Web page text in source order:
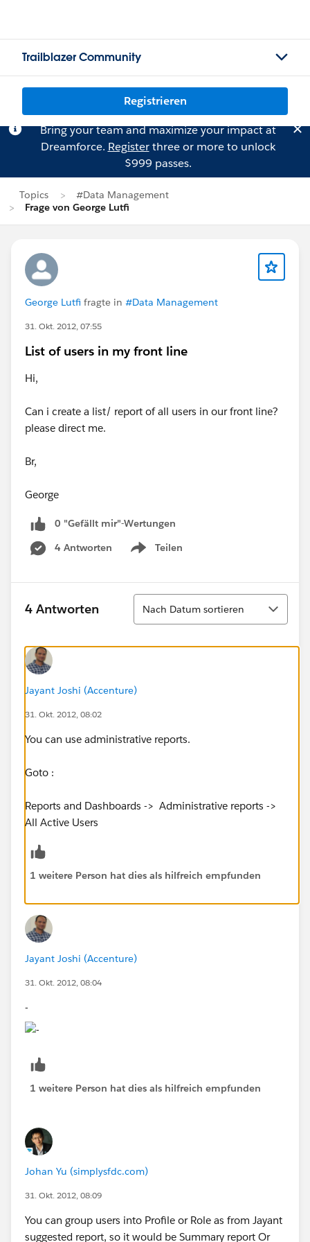
Trailblazer Community
Registrieren
Bring your team and maximize your impact at
Dreamforce. Registerthree or more to unlock
$999 passes.
Topics
#Data Management
Frage von George Lutfi
George Lutfi fragte in #Data Management
31. Okt. 2012, 07:55
List of users in my front line
Hi,
Can i create a list/ report of all users in our front line?
please direct me.
Br,
George
0 "Gefällt mir"-Wertungen
4 Antworten
Teilen
Show menu
4 Antworten
Sortieren
Nach Datum sortieren
Jayant Joshi (Accenture)
31. Okt. 2012, 08:02
You can use administrative reports.
Goto :
Reports and Dashboards -> Administrative reports ->
All Active Users
1 weitere Person hat dies als hilfreich empfunden
Jayant Joshi (Accenture)
31. Okt. 2012, 08:04
-
1 weitere Person hat dies als hilfreich empfunden
Johan Yu (simplysfdc.com)
31. Okt. 2012, 08:09
You can group users into Profile or Role as from Jayant
suggested report, so it would be Summary report Or